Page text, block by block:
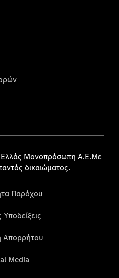
Μονοπρόσωπη Α.Ε.Με
δικαιώματος.
Παρόχου
Υποδείξεις
Απορρήτου
Media